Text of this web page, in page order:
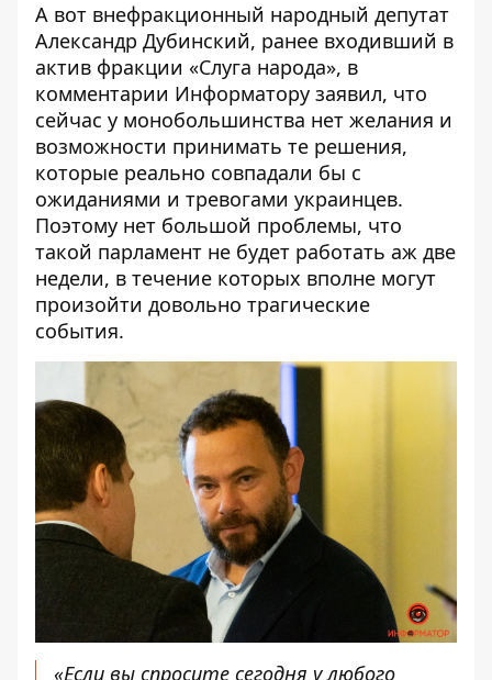
А вот внефракционный народный депутат
Александр Дубинский, ранее входивший в
актив фракции «Слуга народа», в
комментарии Информатору заявил, что
сейчас у монобольшинства нет желания и
возможности принимать те решения,
которые реально совпадали бы с
ожиданиями и тревогами украинцев.
Поэтому нет большой проблемы, что
такой парламент не будет работать аж две
недели, в течение которых вполне могут
произойти довольно трагические
события.
«Если вы спросите сегодня у любого